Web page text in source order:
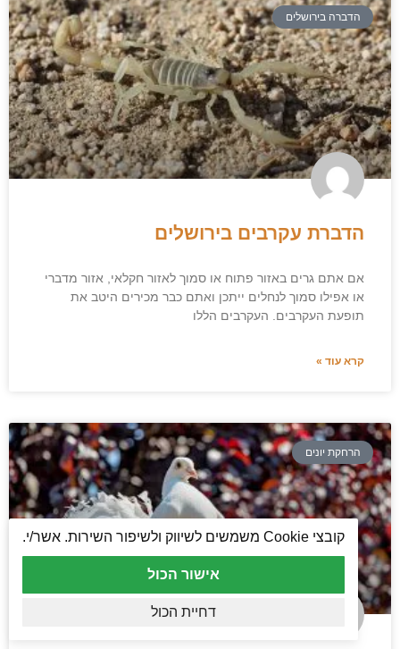
הדברה בירושלים
הדברת עקרבים בירושלים
אם אתם גרים באזור פתוח או סמוך לאזור חקלאי, אזור מדברי
או אפילו סמוך לנחלים ייתכן ואתם כבר מכירים היטב את
תופעת העקרבים. העקרבים הללו
קרא עוד »
הרחקת יונים
קובצי Cookie משמשים לשיווק ולשיפור השירות. אשר/י.
אישור הכול
דחיית הכול